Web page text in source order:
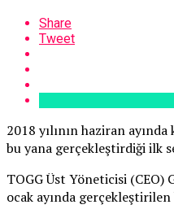
Share
Tweet
2018 yılının haziran
bu yana gerçekleştirdiği ilk
TOGG Üst Yöneticisi (CEO)
ocak ayında